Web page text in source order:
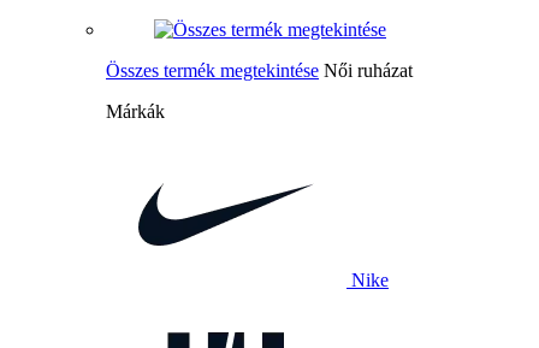
Összes termék megtekintése Női ruházat
Márkák
Nike